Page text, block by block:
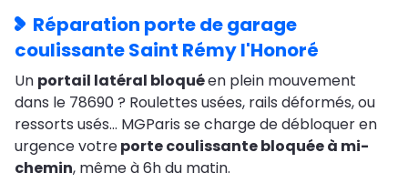
Réparation porte de garage
coulissante Saint Rémy l'Honoré
Un portail latéral bloquéen plein mouvement
dans le 78690 ? Roulettes usées, rails déformés, ou
ressorts usés… MGParis se charge de débloquer en
urgence votreporte coulissante bloquée à mi-
chemin, même à 6h du matin.